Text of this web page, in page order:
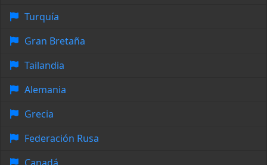
Turquía
Gran Bretaña
Tailandia
Alemania
Grecia
Federación Rusa